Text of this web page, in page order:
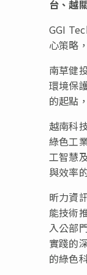
台、越
GGI
心策略
南草健
環境保
的起點
越南科
綠色工
工智慧
與效率
昕力資
能技術
入公部
實踐的
的綠色